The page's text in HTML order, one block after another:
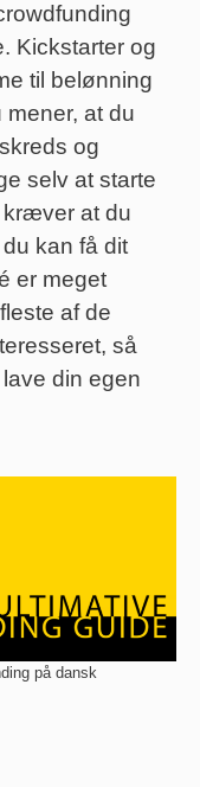
Kickstarter og
til belønning
mener, at du
og
selv at starte
kræver at du
kan få dit
er meget
af de
så
din egen
på dansk